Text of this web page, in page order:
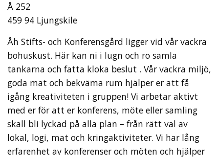
Å 252
459 94 Ljungskile
Åh Stifts- och Konferensgård ligger vid vår vackra
bohuskust. Här kan ni i lugn och ro samla
tankarna och fatta kloka beslut . Vår vackra miljö,
goda mat och bekväma rum hjälper er att få
igång kreativiteten i gruppen! Vi arbetar aktivt
med er för att er konferens, möte eller samling
skall bli lyckad på alla plan – från rätt val av
lokal, logi, mat och kringaktiviteter. Vi har lång
erfarenhet av konferenser och möten och hjälper